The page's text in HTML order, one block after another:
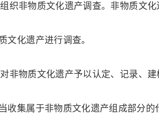
织非物质文化遗产调查。非物质文化
化遗产进行调查。
物质文化遗产予以认定、记录、建
集属于非物质文化遗产组成部分的